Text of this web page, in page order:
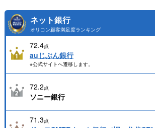
ネット銀行
オリコン顧客満足度ランキング
72.4点
auじぶん銀行
※公式サイトへ遷移します。
72.2点
ソニー銀行
71.3点